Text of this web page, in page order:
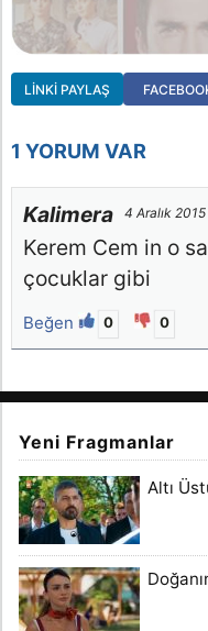
LINKI PAYLAŞ
1 YORUM VAR
Kalimera 4 Aralık
Kerem Cem in o
çocuklar gibi
Beğen 0 0
Yeni Fragmanlar
Altı